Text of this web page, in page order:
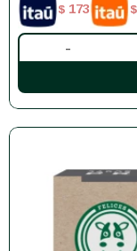
$ 173 $
-